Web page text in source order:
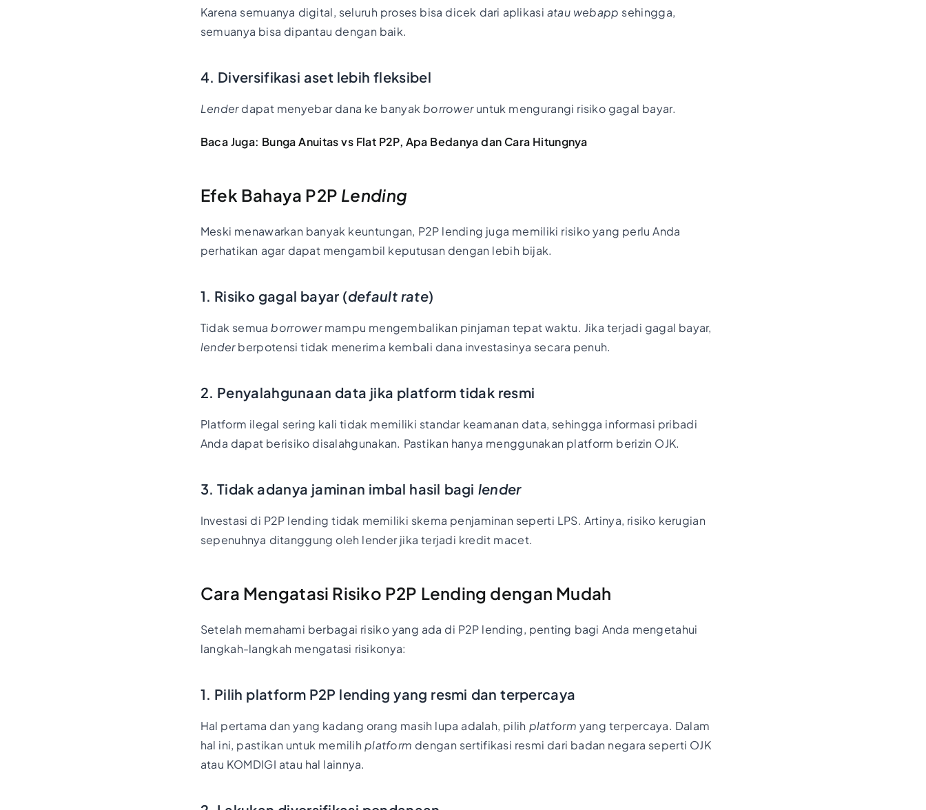
Karena semuanya digital, seluruh proses bisa dicek dari aplikasi atau webapp sehingga,
semuanya bisa dipantau dengan baik.
4. Diversifikasi aset lebih fleksibel
Lenderdapat menyebar dana ke banyak borroweruntuk mengurangi risiko gagal bayar.
Baca Juga: Bunga Anuitas vs Flat P2P, Apa Bedanya dan Cara Hitungnya
Efek Bahaya P2P Lending
Meski menawarkan banyak keuntungan, P2P lending juga memiliki risiko yang perlu Anda
perhatikan agar dapat mengambil keputusan dengan lebih bijak.
1. Risiko gagal bayar (default rate)
Tidak semuaborrowermampu mengembalikan pinjaman tepat waktu. Jika terjadi gagal bayar,
lenderberpotensi tidak menerima kembali dana investasinya secara penuh.
2. Penyalahgunaan data jika platform tidak resmi
Platform ilegal sering kali tidak memiliki standar keamanan data, sehingga informasi pribadi
Anda dapat berisiko disalahgunakan. Pastikan hanya menggunakan platform berizin OJK.
3. Tidak adanya jaminan imbal hasil bagi lender
Investasi di P2P lending tidak memiliki skema penjaminan seperti LPS. Artinya, risiko kerugian
sepenuhnya ditanggung oleh lender jika terjadi kredit macet.
Cara Mengatasi Risiko P2P Lending dengan Mudah
Setelah memahami berbagai risiko yang ada di P2P lending, penting bagi Anda mengetahui
langkah-langkah mengatasi risikonya:
1. Pilih platform P2P lending yang resmi dan terpercaya
Hal pertama dan yang kadang orang masih lupa adalah, pilih platform yang terpercaya. Dalam
hal ini, pastikan untuk memilih platform dengan sertifikasi resmi dari badan negara seperti OJK
atau KOMDIGI atau hal lainnya.